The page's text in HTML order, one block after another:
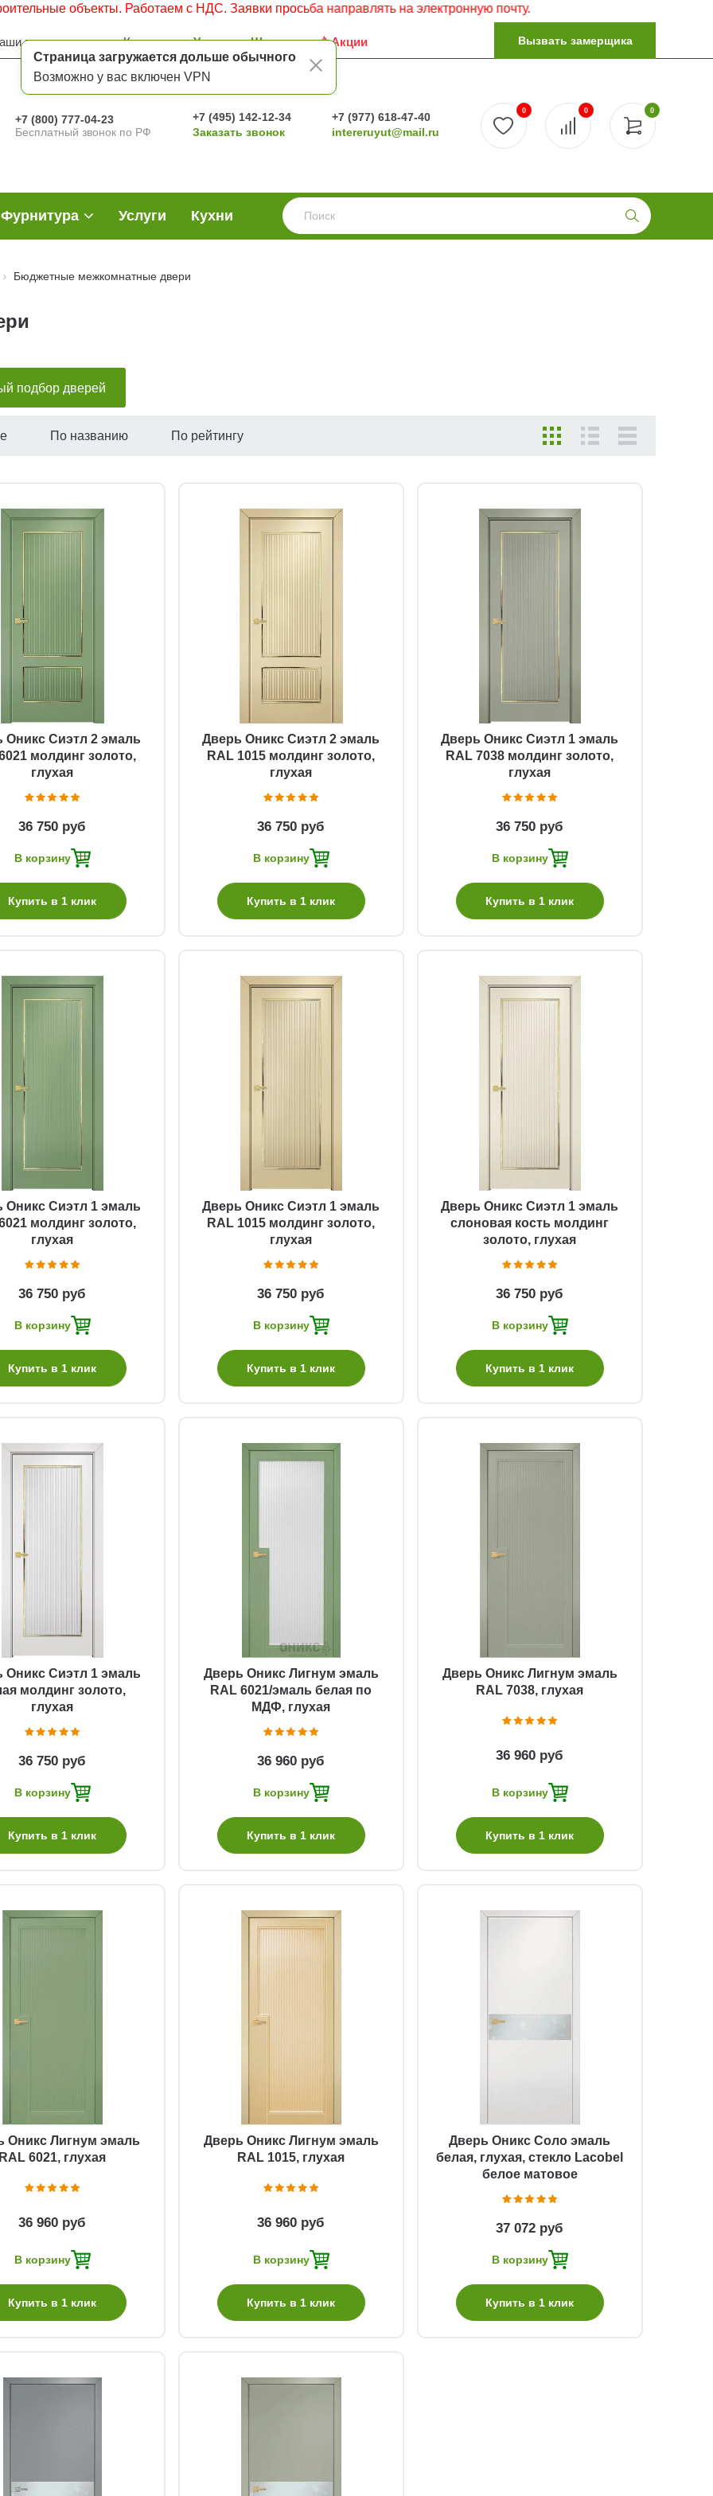
Страница загружается дольше обычного
Возможно у вас включен VPN
объекты. Работаем с НДС. Заявки просьба направлять на электронную почту.
преимущества Контакты Услуги Шоу-рум Акции Вызвать замерщика
+7 (800) 777-04-23
Бесплатный звонок по РФ
+7 (495) 142-12-34
Заказать звонок
+7 (977) 618-47-40
intereruyut@mail.ru
0
0 0
Фурнитура Услуги Кухни
Бюджетные межкомнатные двери
подбор дверей
По названию По рейтингу
Оникс Сиэтл 2 эмаль
молдинг золото,
глухая
Быстрый просмотр
36 750 руб
В корзину
Купить в 1 клик
Дверь Оникс Сиэтл 2 эмаль
RAL 1015 молдинг золото,
глухая
Быстрый просмотр
36 750 руб
В корзину
Купить в 1 клик
Дверь Оникс Сиэтл 1 эмаль
RAL 7038 молдинг золото,
глухая
Быстрый просмотр
36 750 руб
В корзину
Купить в 1 клик
Оникс Сиэтл 1 эмаль
молдинг золото,
глухая
Быстрый просмотр
36 750 руб
В корзину
Купить в 1 клик
Дверь Оникс Сиэтл 1 эмаль
RAL 1015 молдинг золото,
глухая
Быстрый просмотр
36 750 руб
В корзину
Купить в 1 клик
Дверь Оникс Сиэтл 1 эмаль
слоновая кость молдинг
золото, глухая
Быстрый просмотр
36 750 руб
В корзину
Купить в 1 клик
Оникс Сиэтл 1 эмаль
молдинг золото,
глухая
Быстрый просмотр
36 750 руб
В корзину
Купить в 1 клик
Дверь Оникс Лигнум эмаль
RAL 6021/эмаль белая по
МДФ, глухая
36 960 руб
В корзину
Купить в 1 клик
Дверь Оникс Лигнум эмаль
RAL 7038, глухая
36 960 руб
В корзину
Купить в 1 клик
Оникс Лигнум эмаль
RAL 6021, глухая
36 960 руб
В корзину
Купить в 1 клик
Дверь Оникс Лигнум эмаль
RAL 1015, глухая
36 960 руб
В корзину
Купить в 1 клик
Дверь Оникс Соло эмаль
белая, глухая, стекло Lacobel
белое матовое
37 072 руб
В корзину
Купить в 1 клик